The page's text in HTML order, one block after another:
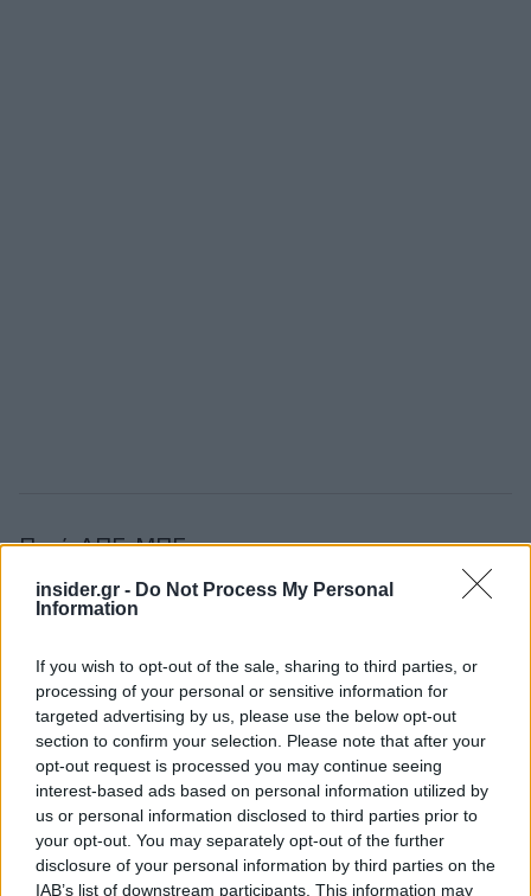
insider.gr - Do Not Process My Personal
Information
If you wish to opt-out of the sale, sharing to third parties, or
processing of your personal or sensitive information for
targeted advertising by us, please use the below opt-out
section to confirm your selection. Please note that after your
opt-out request is processed you may continue seeing
interest-based ads based on personal information utilized by
us or personal information disclosed to third parties prior to
your opt-out. You may separately opt-out of the further
disclosure of your personal information by third parties on the
IAB’s list of downstream participants. This information may
Πηγή: ΑΠΕ-ΜΠΕ
Ακολουθήστε το